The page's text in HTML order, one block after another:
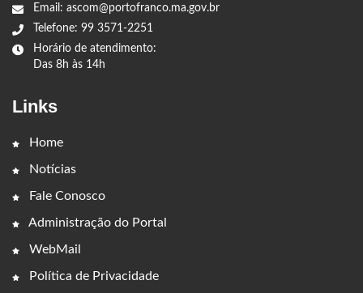
Email: ascom@portofranco.ma.gov.br
Telefone: 99 3571-2251
Horário de atendimento:
Das 8h às 14h
Links
Home
Notícias
Fale Conosco
Administração do Portal
WebMail
Política de Privacidade